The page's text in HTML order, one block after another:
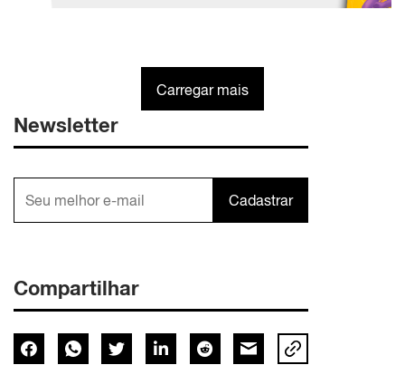
Carregar mais
Newsletter
Cadastrar
Compartilhar